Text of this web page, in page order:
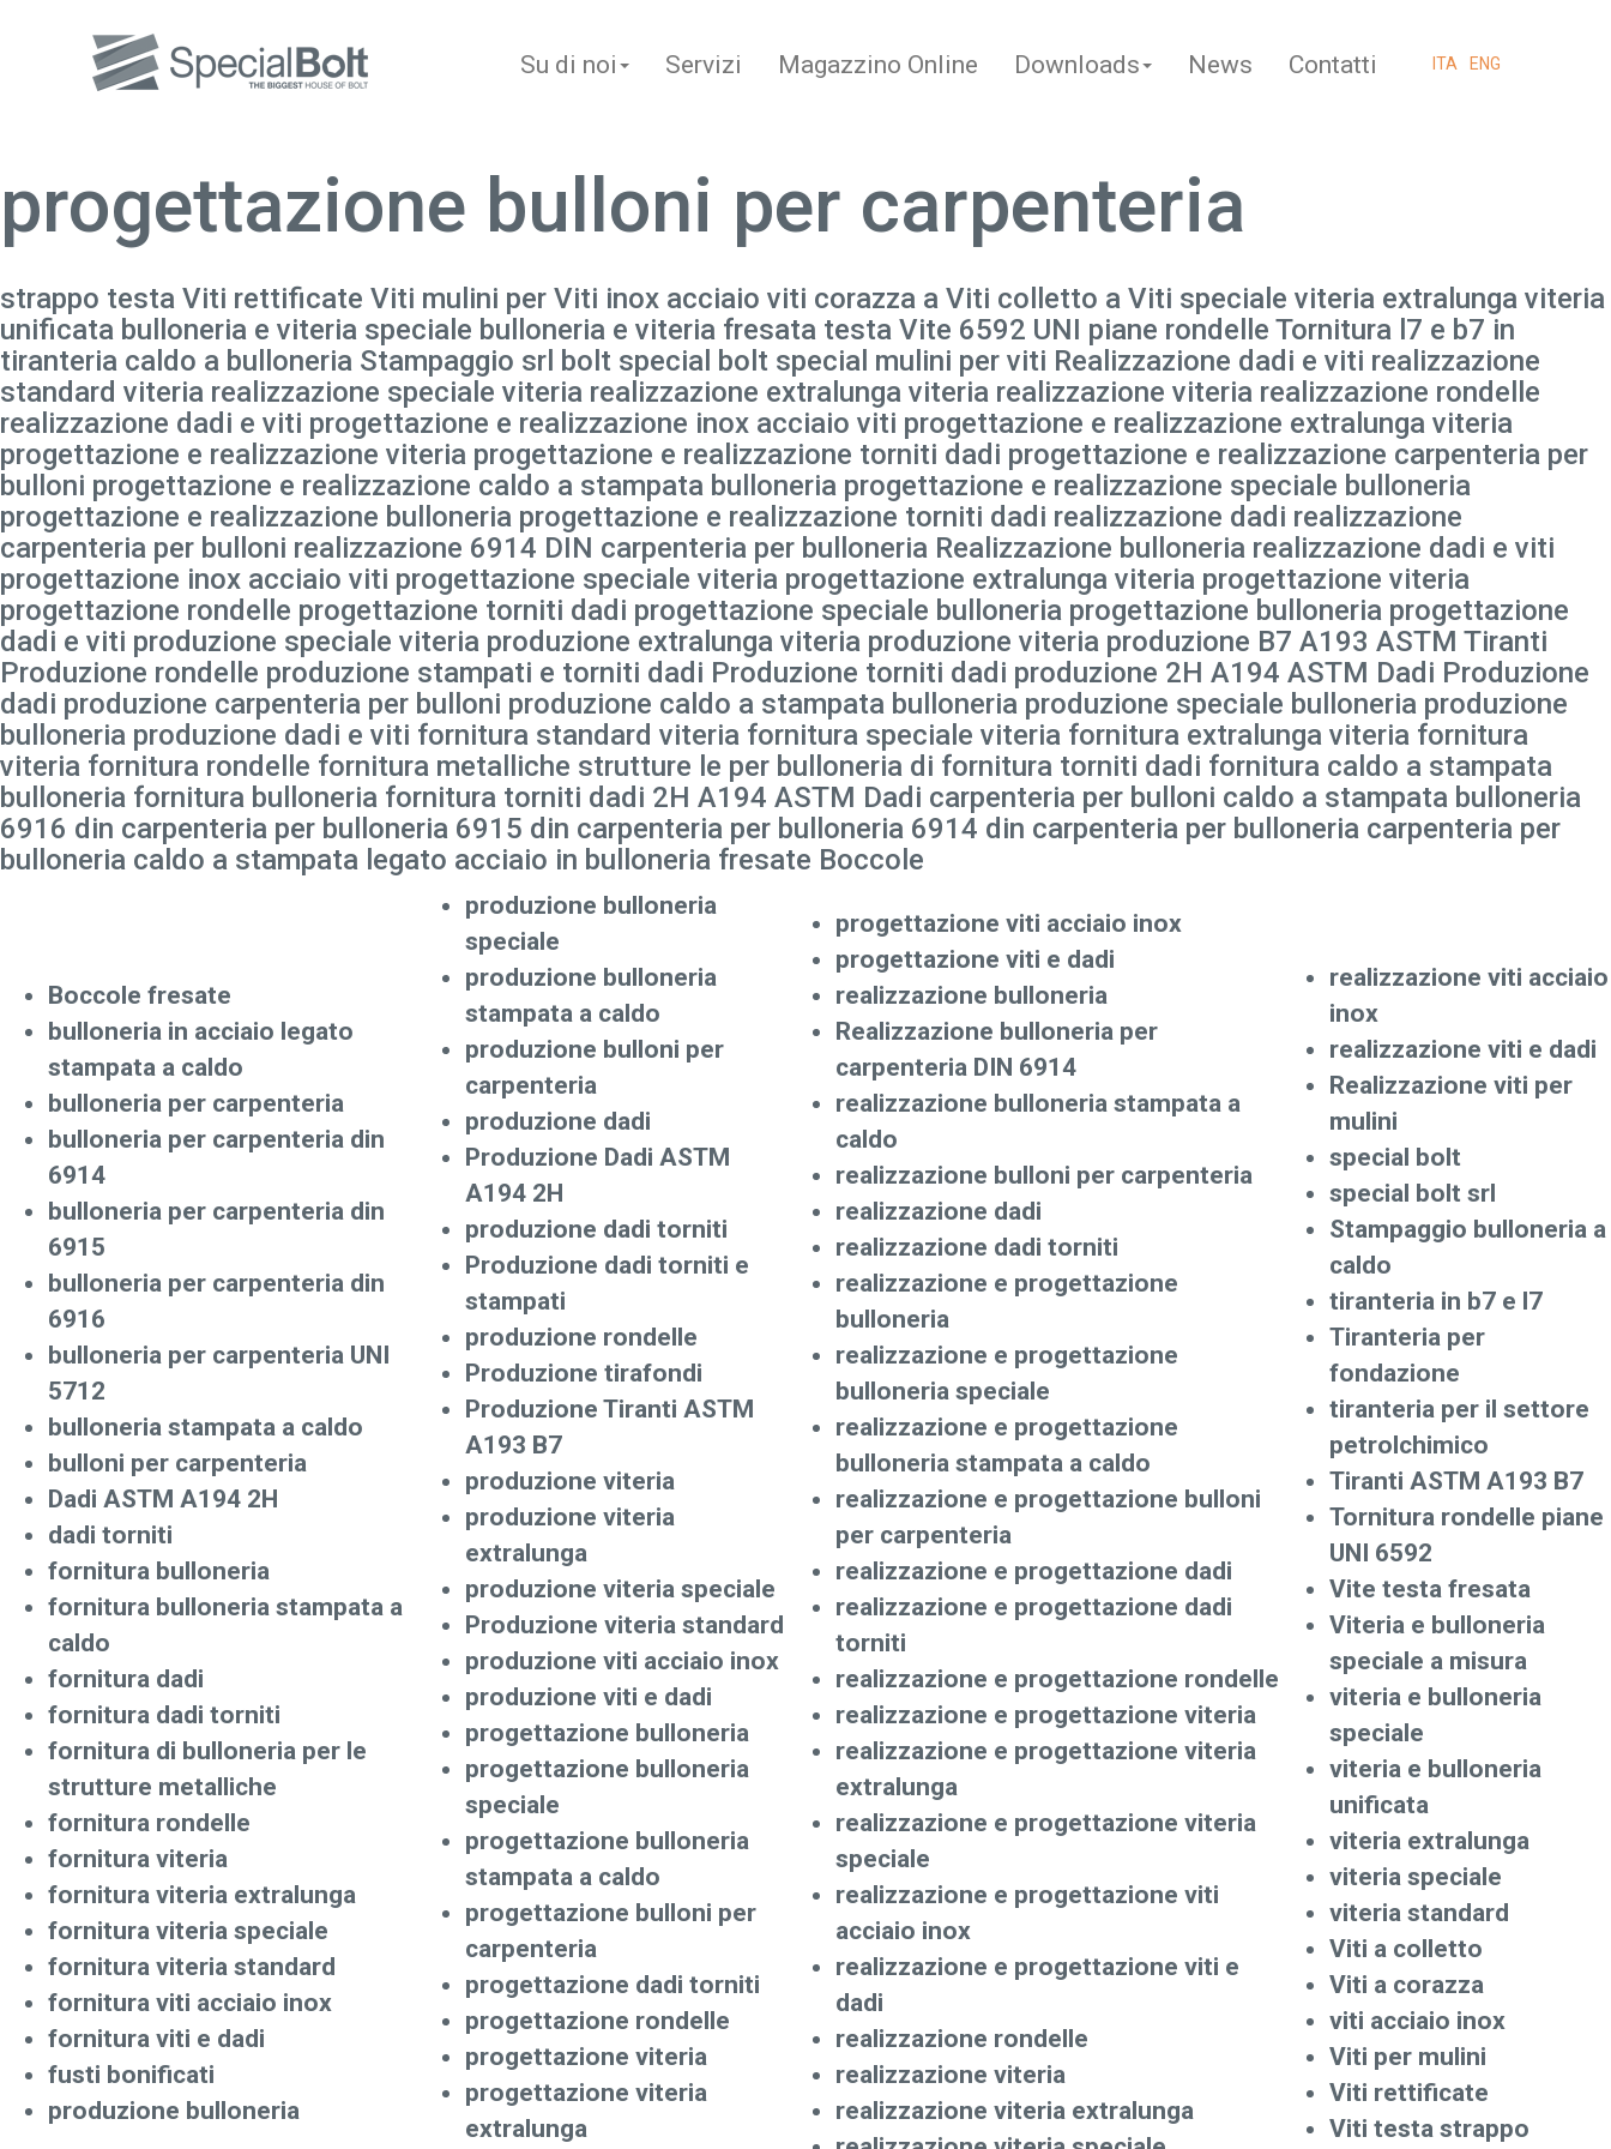
ITA ENG
Su di noi Servizi Magazzino Online Downloads News Contatti
progettazione bulloni per carpenteria
strappo testa Viti rettificate Viti mulini per Viti inox acciaio viti corazza a Viti colletto a Viti speciale viteria extralunga viteria
unificata bulloneria e viteria speciale bulloneria e viteria fresata testa Vite 6592 UNI piane rondelle Tornitura l7 e b7 in
tiranteria caldo a bulloneria Stampaggio srl bolt special bolt special mulini per viti Realizzazione dadi e viti realizzazione
standard viteria realizzazione speciale viteria realizzazione extralunga viteria realizzazione viteria realizzazione rondelle
realizzazione dadi e viti progettazione e realizzazione inox acciaio viti progettazione e realizzazione extralunga viteria
progettazione e realizzazione viteria progettazione e realizzazione torniti dadi progettazione e realizzazione carpenteria per
bulloni progettazione e realizzazione caldo a stampata bulloneria progettazione e realizzazione speciale bulloneria
progettazione e realizzazione bulloneria progettazione e realizzazione torniti dadi realizzazione dadi realizzazione
carpenteria per bulloni realizzazione 6914 DIN carpenteria per bulloneria Realizzazione bulloneria realizzazione dadi e viti
progettazione inox acciaio viti progettazione speciale viteria progettazione extralunga viteria progettazione viteria
progettazione rondelle progettazione torniti dadi progettazione speciale bulloneria progettazione bulloneria progettazione
dadi e viti produzione speciale viteria produzione extralunga viteria produzione viteria produzione B7 A193 ASTM Tiranti
Produzione rondelle produzione stampati e torniti dadi Produzione torniti dadi produzione 2H A194 ASTM Dadi Produzione
dadi produzione carpenteria per bulloni produzione caldo a stampata bulloneria produzione speciale bulloneria produzione
bulloneria produzione dadi e viti fornitura standard viteria fornitura speciale viteria fornitura extralunga viteria fornitura
viteria fornitura rondelle fornitura metalliche strutture le per bulloneria di fornitura torniti dadi fornitura caldo a stampata
bulloneria fornitura bulloneria fornitura torniti dadi 2H A194 ASTM Dadi carpenteria per bulloni caldo a stampata bulloneria
6916 din carpenteria per bulloneria 6915 din carpenteria per bulloneria 6914 din carpenteria per bulloneria carpenteria per
bulloneria caldo a stampata legato acciaio in bulloneria fresate Boccole
Boccole fresate
bulloneria in acciaio legato
stampata a caldo
bulloneria per carpenteria
bulloneria per carpenteria din
6914
bulloneria per carpenteria din
6915
bulloneria per carpenteria din
6916
bulloneria per carpenteria UNI
5712
bulloneria stampata a caldo
bulloni per carpenteria
Dadi ASTM A194 2H
dadi torniti
fornitura bulloneria
fornitura bulloneria stampata a
caldo
fornitura dadi
fornitura dadi torniti
fornitura di bulloneria per le
strutture metalliche
fornitura rondelle
fornitura viteria
fornitura viteria extralunga
fornitura viteria speciale
fornitura viteria standard
fornitura viti acciaio inox
fornitura viti e dadi
fusti bonificati
produzione bulloneria
produzione bulloneria
speciale
produzione bulloneria
stampata a caldo
produzione bulloni per
carpenteria
produzione dadi
Produzione Dadi ASTM
A194 2H
produzione dadi torniti
Produzione dadi torniti e
stampati
produzione rondelle
Produzione tirafondi
Produzione Tiranti ASTM
A193 B7
produzione viteria
produzione viteria
extralunga
produzione viteria speciale
Produzione viteria standard
produzione viti acciaio inox
produzione viti e dadi
progettazione bulloneria
progettazione bulloneria
speciale
progettazione bulloneria
stampata a caldo
progettazione bulloni per
carpenteria
progettazione dadi torniti
progettazione rondelle
progettazione viteria
progettazione viteria
extralunga
progettazione viti acciaio inox
progettazione viti e dadi
realizzazione bulloneria
Realizzazione bulloneria per
carpenteria DIN 6914
realizzazione bulloneria stampata a
caldo
realizzazione bulloni per carpenteria
realizzazione dadi
realizzazione dadi torniti
realizzazione e progettazione
bulloneria
realizzazione e progettazione
bulloneria speciale
realizzazione e progettazione
bulloneria stampata a caldo
realizzazione e progettazione bulloni
per carpenteria
realizzazione e progettazione dadi
realizzazione e progettazione dadi
torniti
realizzazione e progettazione rondelle
realizzazione e progettazione viteria
realizzazione e progettazione viteria
extralunga
realizzazione e progettazione viteria
speciale
realizzazione e progettazione viti
acciaio inox
realizzazione e progettazione viti e
dadi
realizzazione rondelle
realizzazione viteria
realizzazione viteria extralunga
realizzazione viti acciaio
inox
realizzazione viti e dadi
Realizzazione viti per
mulini
special bolt
special bolt srl
Stampaggio bulloneria a
caldo
tiranteria in b7 e l7
Tiranteria per
fondazione
tiranteria per il settore
petrolchimico
Tiranti ASTM A193 B7
Tornitura rondelle piane
UNI 6592
Vite testa fresata
Viteria e bulloneria
speciale a misura
viteria e bulloneria
speciale
viteria e bulloneria
unificata
viteria extralunga
viteria speciale
viteria standard
Viti a colletto
Viti a corazza
viti acciaio inox
Viti per mulini
Viti rettificate
Viti testa strappo